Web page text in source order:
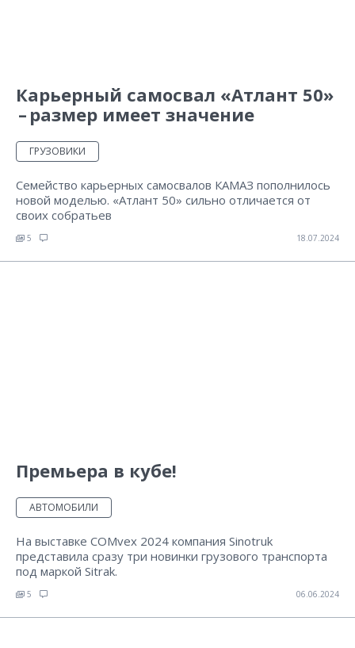
Карьерный самосвал «Атлант 50»
– размер имеет значение
ГРУЗОВИКИ
Семейство карьерных самосвалов КАМАЗ пополнилось
новой моделью. «Атлант 50» сильно отличается от
своих собратьев
5 18.07.2024
Премьера в кубе!
АВТОМОБИЛИ
На выставке COMvex 2024 компания Sinotruk
представила сразу три новинки грузового транспорта
под маркой Sitrak.
5 06.06.2024